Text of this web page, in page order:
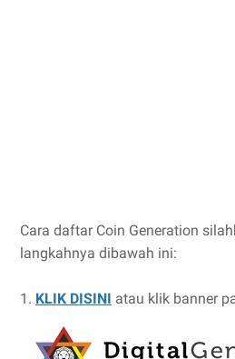
Cara daftar Coin Generation
langkahnya dibawah ini:
1. KLIK DISINI atau klik banner